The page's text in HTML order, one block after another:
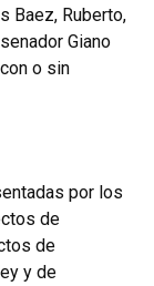
Baez, Ruberto,
Giano
o sin
por los
de
de
y de